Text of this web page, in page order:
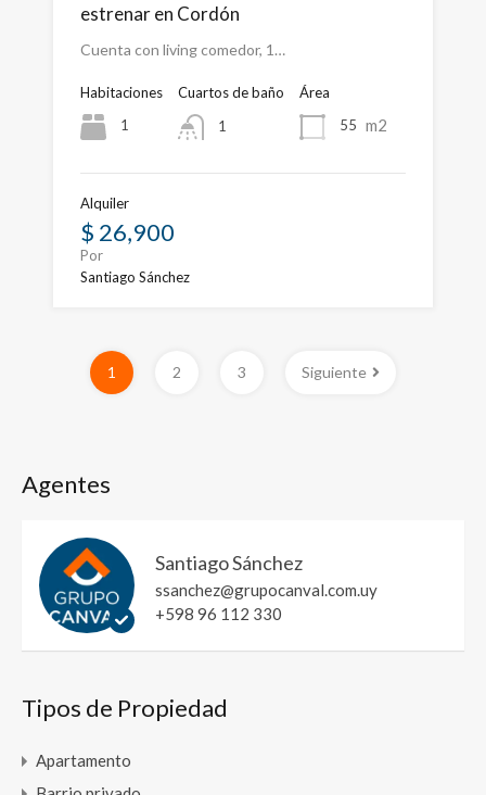
estrenar en Cordón
Cuenta con living comedor, 1…
Habitaciones
1
Cuartos de baño
1
Área
55 m2
Alquiler
$ 26,900
Por
Santiago Sánchez
1 2 3 Siguiente
Agentes
Santiago Sánchez
ssanchez@grupocanval.com.uy
+598 96 112 330
Tipos de Propiedad
Apartamento